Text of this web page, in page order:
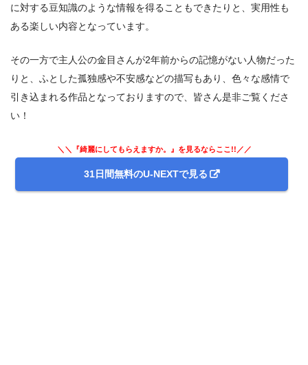
に対する豆知識のような情報を得ることもできたりと、実用性も
ある楽しい内容となっています。
その一方で主人公の金目さんが2年前からの記憶がない人物だった
りと、ふとした孤独感や不安感などの描写もあり、色々な感情で
引き込まれる作品となっておりますので、皆さん是非ご覧くださ
い！
＼＼『綺麗にしてもらえますか。』を見るならここ!!／／
31日間無料のU-NEXTで見る